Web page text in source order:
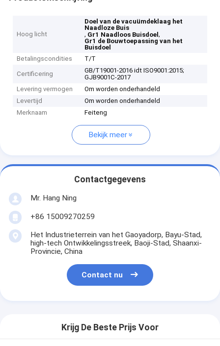
Hoog licht
Doel van de vacuümdeklaag het
Naadloze Buis
, Gr1 Naadloos Buisdoel,
Gr1 de Bouwtoepassing van het
Buisdoel
Betalingscondities
T/T
Certificering
GB/T19001-2016 idt ISO9001:2015;
GJB9001C-2017
Levering vermogen
Om worden onderhandeld
Levertijd
Om worden onderhandeld
Merknaam
Feiteng
Bekijk meer
Contactgegevens
Mr. Hang Ning
+86 15009270259
Het Industrieterrein van het Gaoyadorp, Bayu-Stad,
high-tech Ontwikkelingsstreek, Baoji-Stad, Shaanxi-
Provincie, China
Contact nu
Krijg De Beste Prijs Voor